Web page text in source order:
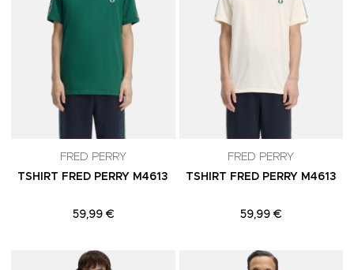
FRED PERRY
TSHIRT FRED PERRY M4613
59,99 €
FRED PERRY
TSHIRT FRED PERRY M4613
59,99 €
Adicionar aos Favoritos